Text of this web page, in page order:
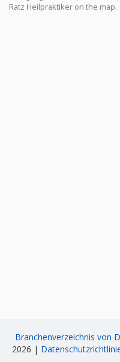
Ratz Heilpraktiker on the map.
Branchenverzeichnis von
2026 |